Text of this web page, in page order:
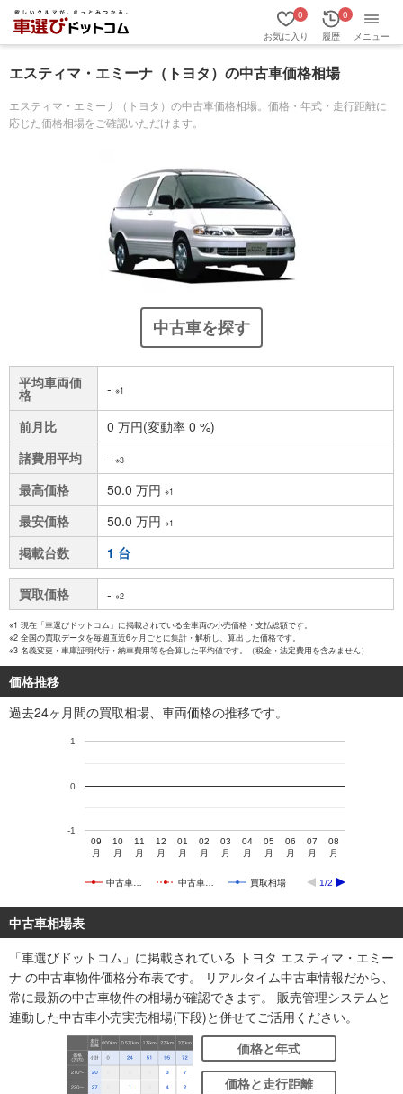
お気に入り
0
履歴
0
メニュー
エスティマ・エミーナ（トヨタ）の中古車価格相場
エスティマ・エミーナ（トヨタ）の中古車価格相場。価格・年式・走行距離に
応じた価格相場をご確認いただけます。
中古車を探す
平均車両価
格 - ※1
前月比
0 万円(変動率 0 %)
諸費用平均
- ※3
最高価格 50.0 万円 ※1
最安価格 50.0 万円 ※1
掲載台数 1 台
買取価格 - ※2
※1 現在「車選びドットコム」に掲載されている全車両の小売価格・支払総額です。
※2 全国の買取データを毎週直近6ヶ月ごとに集計・解析し、算出した価格です。
※3 名義変更・車庫証明代行・納車費用等を合算した平均値です。（税金・法定費用を含みません）
価格推移
過去24ヶ月間の買取相場、車両価格の推移です。
中古車… 中古車… 買取相場 1/2
09
月
10
月
11
月
12
月
01
月
02
月
03
月
04
月
05
月
06
月
07
月
08
月
-1
0
1
中古車相場表
「車選びドットコム」に掲載されている トヨタ エスティマ・エミー
ナ の中古車物件価格分布表です。 リアルタイム中古車情報だから、
常に最新の中古車物件の相場が確認できます。 販売管理システムと
連動した中古車小売実売相場(下段)と併せてご活用ください。
価格と年式
価格と走行距離